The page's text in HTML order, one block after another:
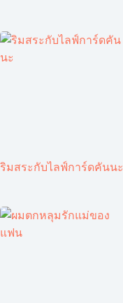
ริมสระกับไลฟ์การ์ดคันนะ